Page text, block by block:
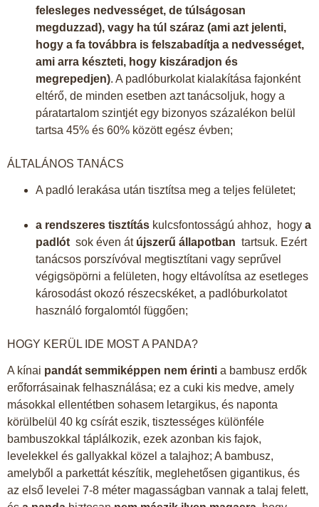
felesleges nedvességet, de túlságosan
megduzzad), vagy ha túl száraz (ami azt jelenti,
hogy a fa továbbra is felszabadítja a nedvességet,
ami arra készteti, hogy kiszáradjon és
megrepedjen). A padlóburkolat kialakítása fajonként
eltérő, de minden esetben azt tanácsoljuk, hogy a
páratartalom szintjét egy bizonyos százalékon belül
tartsa 45% és 60% között egész évben;
ÁLTALÁNOS TANÁCS
A padló lerakása után tisztítsa meg a teljes felületet;
a rendszeres tisztítás kulcsfontosságú ahhoz, hogy a
padlót sok éven át újszerű állapotban tartsuk. Ezért
tanácsos porszívóval megtisztítani vagy seprűvel
végigsöpörni a felületen, hogy eltávolítsa az esetleges
károsodást okozó részecskéket, a padlóburkolatot
használó forgalomtól függően;
HOGY KERÜL IDE MOST A PANDA?
A kínai pandát semmiképpen nem érinti a bambusz erdők
erőforrásainak felhasználása; ez a cuki kis medve, amely
másokkal ellentétben sohasem letargikus, és naponta
körülbelül 40 kg csírát eszik, tisztességes különféle
bambuszokkal táplálkozik, ezek azonban kis fajok,
levelekkel és gallyakkal közel a talajhoz; A bambusz,
amelyből a parkettát készítik, meglehetősen gigantikus, és
az első levelei 7-8 méter magasságban vannak a talaj felett,